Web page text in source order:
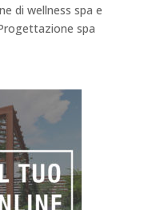
di wellness spa e
spa